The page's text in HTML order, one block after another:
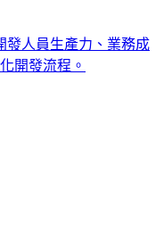
發人員生產力、業務成
開發流程。